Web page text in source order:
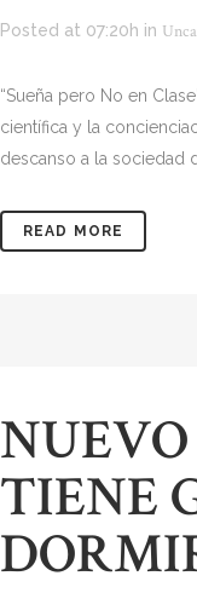
Posted at 07:20h in
“Sueña pero No en
científica y la
descanso a la sociedad
READ MORE
TIENE